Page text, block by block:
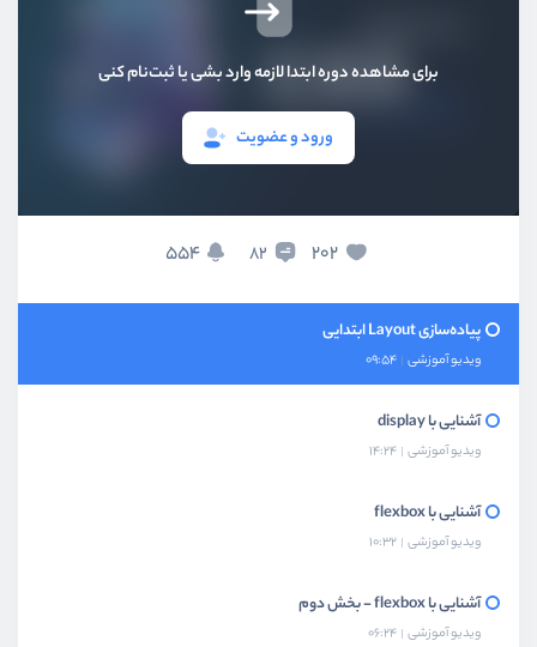
برای مشاهده دوره ابتدا لازمه وارد بشی یا ثبت‌نام کنی
ورود و عضویت
202
82
554
واحدها و سایزها
موقعیت مکانی المنت چیست؟
پیاده‌سازی Layout ابتدایی
ویدیو آموزشی 09:54
آشنایی با display
ویدیو آموزشی 14:24
آشنایی با flexbox
ویدیو آموزشی 10:32
آشنایی با flexbox - بخش دوم
ویدیو آموزشی 06:24